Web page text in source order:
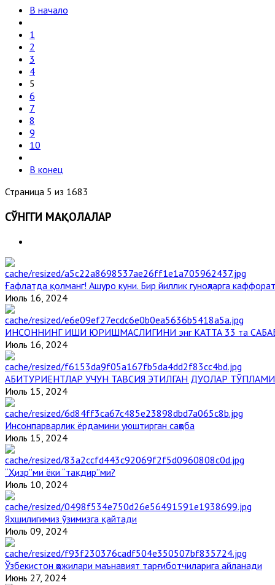
В начало
1
2
3
4
5
6
7
8
9
10
В конец
Страница 5 из 1683
СЎНГГИ МАҚОЛАЛАР
Ғафлатда қолманг! Ашуро куни. Бир йиллик гуноҳларга
Июль 16, 2024
ИНСОННИНГ ИШИ ЮРИШМАСЛИГИНИ энг КАТТА 33 та
Июль 16, 2024
АБИТУРИЕНТЛАР УЧУН ТАВСИЯ ЭТИЛГАН ДУОЛАР ТЎПЛАМИ
Июль 15, 2024
Инсонпарварлик ёрдамини уюштирган саҳоба
Июль 15, 2024
“Ҳизр”ми ёки “тақдир”ми?
Июль 10, 2024
Яхшилигимиз ўзимизга қайтади
Июль 09, 2024
Ўзбекистон ҳожилари маънавият тарғиботчиларига айланади
Июнь 27, 2024